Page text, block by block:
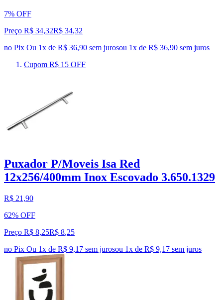
7% OFF
Preço R$ 34,32R$ 34,32
no Pix Ou 1x de R$ 36,90 sem jurosou 1x de R$ 36,90 sem juros
Cupom R$ 15 OFF
Puxador P/Moveis Isa Red
12x256/400mm Inox Escovado 3.650.1329
R$ 21,90
62% OFF
Preço R$ 8,25R$ 8,25
no Pix Ou 1x de R$ 9,17 sem jurosou 1x de R$ 9,17 sem juros